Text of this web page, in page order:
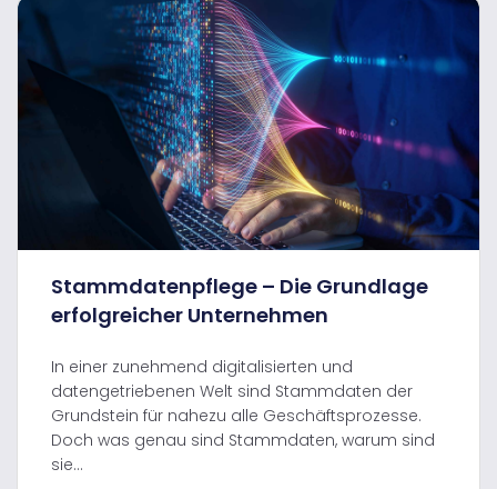
Stammdatenpflege – Die Grundlage
erfolgreicher Unternehmen
In einer zunehmend digitalisierten und
datengetriebenen Welt sind Stammdaten der
Grundstein für nahezu alle Geschäftsprozesse.
Doch was genau sind Stammdaten, warum sind
sie...